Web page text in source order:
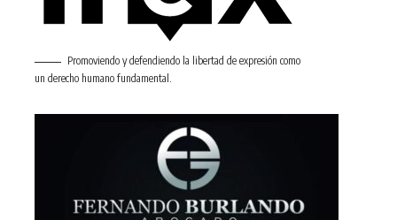
Promoviendo y defendiendo la libertad de expresión como
un derecho humano fundamental.